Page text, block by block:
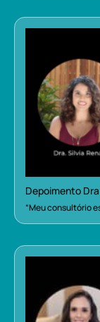
Depoimento
“Meu consultório